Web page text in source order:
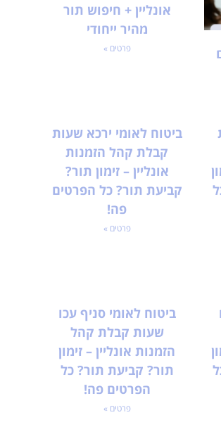
אונליין + חיפוש תור
מהיר ייחודי
פרטים »
ביטוח לאומי ירכא שעות
קבלת קהל הזמנות
אונליין – זימון תור?
קביעת תור? כל הפרטים
פה!
פרטים »
ביטוח לאומי סניף עכו
שעות קבלת קהל
הזמנות אונליין – זימון
תור? קביעת תור? כל
הפרטים פה!
פרטים »